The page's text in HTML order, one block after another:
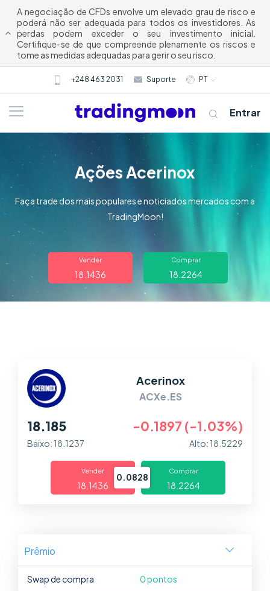
A negociação de CFDs envolve um elevado grau de risco e
poderá não ser adequada para todos os investidores. As
perdas podem exceder o seu investimento inicial.
Certifique-se de que compreende plenamente os riscos e
tome as medidas adequadas para gerir o seu risco.
+248 463 2031 Suporte PT
Quem somos
Central de Ajuda
Entrar
Ações Acerinox
Faça trade dos mais populares e noticiados mercados com a
TradingMoon!
Vender
18.1436
Comprar
18.2264
Acerinox
ACXe.ES
18.185 -0.1897 (-1.03%)
Baixo: 18.1237 Alto: 18.5229
Vender
18.1436
0.0828
Comprar
18.2264
Prêmio
Swap de compra 0 pontos